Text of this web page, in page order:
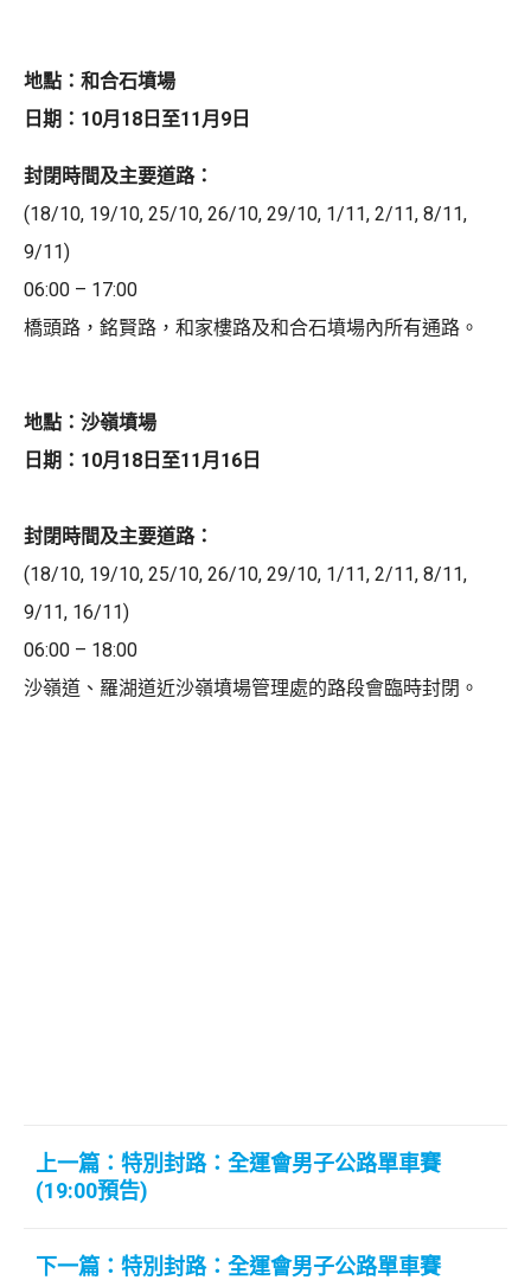
地點：和合石墳場
日期：10月18日至11月9日
封閉時間及主要道路：
(18/10, 19/10, 25/10, 26/10, 29/10, 1/11, 2/11, 8/11,
9/11)
06:00 – 17:00
橋頭路，銘賢路，和家樓路及和合石墳場內所有通路。
地點：沙嶺墳場
日期：10月18日至11月16日
封閉時間及主要道路：
(18/10, 19/10, 25/10, 26/10, 29/10, 1/11, 2/11, 8/11,
9/11, 16/11)
06:00 – 18:00
沙嶺道、羅湖道近沙嶺墳場管理處的路段會臨時封閉。
上一篇：特別封路：全運會男子公路單車賽
(19:00預告)
下一篇：特別封路：全運會男子公路單車賽